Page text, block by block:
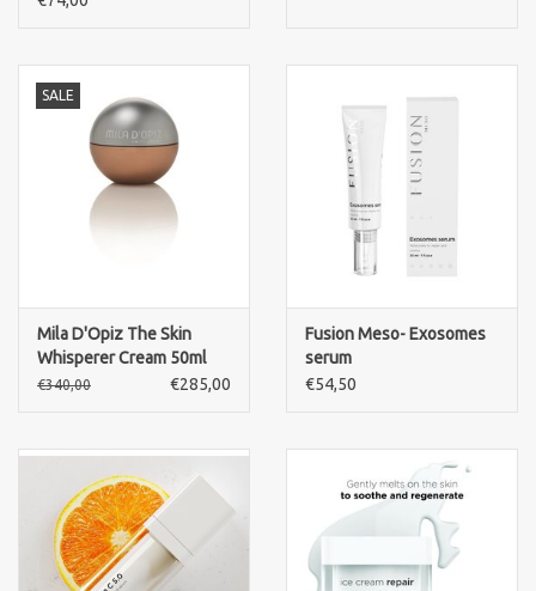
SALE
Mila D'Opiz The Skin
Whisperer Cream 50ml
€340,00 €285,00
Fusion Meso- Exosomes
serum
€54,50